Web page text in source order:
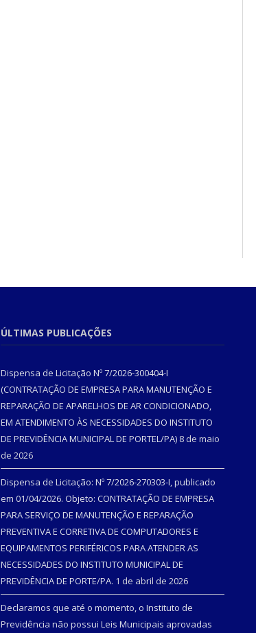
ÚLTIMAS PUBLICAÇÕES
Dispensa de Licitação Nº 7/2026-300404-I
(CONTRATAÇÃO DE EMPRESA PARA MANUTENÇÃO E
REPARAÇÃO DE APARELHOS DE AR CONDICIONADO,
EM ATENDIMENTO ÀS NECESSIDADES DO INSTITUTO
DE PREVIDÊNCIA MUNICIPAL DE PORTEL/PA) 8 de maio
de 2026
Dispensa de Licitação: Nº 7/2026-270303-I, publicado
em 01/04/2026. Objeto: CONTRATAÇÃO DE EMPRESA
PARA SERVIÇO DE MANUTENÇÃO E REPARAÇÃO
PREVENTIVA E CORRETIVA DE COMPUTADORES E
EQUIPAMENTOS PERIFÉRICOS PARA ATENDER AS
NECESSIDADES DO INSTITUTO MUNICIPAL DE
PREVIDÊNCIA DE PORTE/PA. 1 de abril de 2026
Declaramos que até o momento, o Instituto de
Previdência não possui Leis Municipais aprovadas